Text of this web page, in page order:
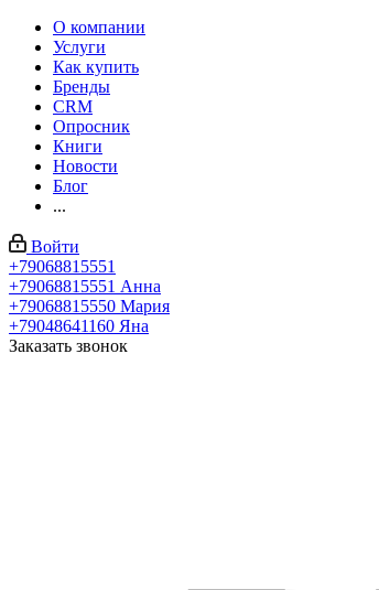
О компании
Услуги
Как купить
Бренды
CRM
Опросник
Книги
Новости
Блог
...
Войти
+79068815551
+79068815551 Анна
+79068815550 Мария
+79048641160 Яна
Заказать звонок